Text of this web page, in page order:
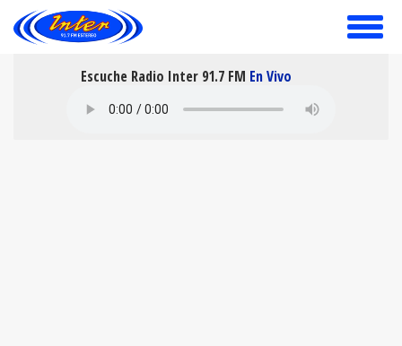
toggle
Escuche Radio Inter 91.7 FM En Vivo